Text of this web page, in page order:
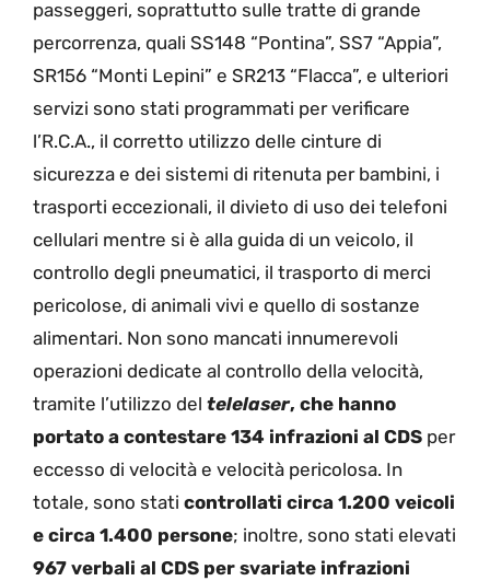
passeggeri, soprattutto sulle tratte di grande
percorrenza, quali SS148 “Pontina”, SS7 “Appia”,
SR156 “Monti Lepini” e SR213 “Flacca”, e ulteriori
servizi sono stati programmati per verificare
l’R.C.A., il corretto utilizzo delle cinture di
sicurezza e dei sistemi di ritenuta per bambini, i
trasporti eccezionali, il divieto di uso dei telefoni
cellulari mentre si è alla guida di un veicolo, il
controllo degli pneumatici, il trasporto di merci
pericolose, di animali vivi e quello di sostanze
alimentari. Non sono mancati innumerevoli
operazioni dedicate al controllo della velocità,
tramite l’utilizzo del telelaser, che hanno
portato a contestare 134 infrazioni al CDS per
eccesso di velocità e velocità pericolosa. In
totale, sono stati controllati circa 1.200 veicoli
e circa 1.400 persone; inoltre, sono stati elevati
967 verbali al CDS per svariate infrazioni